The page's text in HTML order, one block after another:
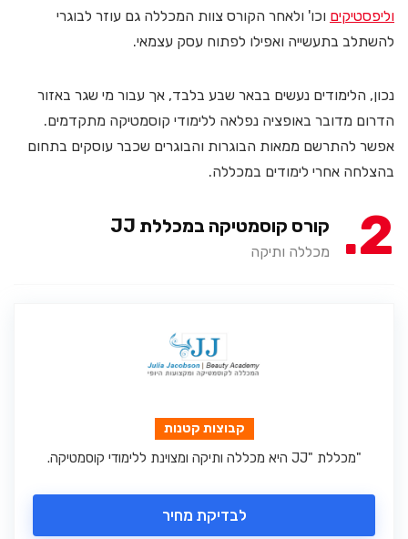
וליפסטיקים וכו' ולאחר הקורס צוות המכללה גם עוזר לבוגרי
להשתלב בתעשייה ואפילו לפתוח עסק עצמאי.
נכון, הלימודים נעשים בבאר שבע בלבד, אך עבור מי שגר באזור
הדרום מדובר באופציה נפלאה ללימודי קוסמטיקה מתקדמים.
אפשר להתרשם ממאות הבוגרות והבוגרים שכבר עוסקים בתחום
בהצלחה אחרי לימודים במכללה.
2 קורס קוסמטיקה במכללת JJ
מכללה ותיקה
קבוצות קטנות
"מכללת "JJ היא מכללה ותיקה ומצוינת ללימודי קוסמטיקה.
לבדיקת מחיר